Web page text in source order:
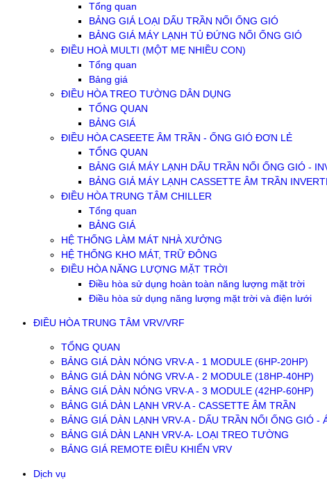
Tổng quan
BẢNG GIÁ LOẠI DẤU TRẦN NỐI ỐNG GIÓ
BẢNG GIÁ MÁY LẠNH TỦ ĐỨNG NỐI ỐNG GIÓ
ĐIỀU HOÀ MULTI (MỘT MẸ NHIỀU CON)
Tổng quan
Bảng giá
ĐIỀU HÒA TREO TƯỜNG DÂN DỤNG
TỔNG QUAN
BẢNG GIÁ
ĐIỀU HÒA CASEETE ÂM TRẦN - ỐNG GIÓ ĐƠN LẺ
TỔNG QUAN
BẢNG GIÁ MÁY LẠNH DẤU TRẦN NỐI ỐNG GIÓ -
BẢNG GIÁ MÁY LẠNH CASSETTE ÂM TRẦN
ĐIỀU HÒA TRUNG TÂM CHILLER
Tổng quan
BẢNG GIÁ
HỆ THỐNG LÀM MÁT NHÀ XƯỞNG
HỆ THỐNG KHO MÁT, TRỮ ĐÔNG
ĐIỀU HÒA NĂNG LƯỢNG MẶT TRỜI
Điều hòa sử dụng hoàn toàn năng lượng mặt trời
Điều hòa sử dụng năng lượng mặt trời và điện lưới
ĐIỀU HÒA TRUNG TÂM VRV/VRF
TỔNG QUAN
BẢNG GIÁ DÀN NÓNG VRV-A - 1 MODULE (6HP-20HP)
BẢNG GIÁ DÀN NÓNG VRV-A - 2 MODULE (18HP-40HP)
BẢNG GIÁ DÀN NÓNG VRV-A - 3 MODULE (42HP-60HP)
BẢNG GIÁ DÀN LẠNH VRV-A - CASSETTE ÂM TRẦN
BẢNG GIÁ DÀN LẠNH VRV-A - DẤU TRẦN NỐI ỐNG GIÓ -
BẢNG GIÁ DÀN LẠNH VRV-A- LOẠI TREO TƯỜNG
BẢNG GIÁ REMOTE ĐIỀU KHIỂN VRV
Dịch vụ